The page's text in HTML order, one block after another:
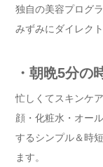
独自の美容プログ
みずみにダイレク
・朝晩5分の
忙しくてスキンケ
顔・化粧水・オー
するシンプル＆時
ます。